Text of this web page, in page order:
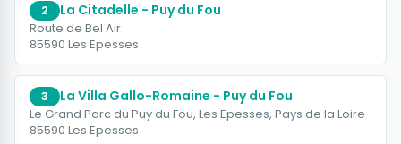
2 La Citadelle - Puy du Fou
Route de Bel Air
85590 Les Epesses
3 La Villa Gallo-Romaine - Puy du Fou
Le Grand Parc du Puy du Fou, Les Epesses, Pays de la Loire
85590 Les Epesses